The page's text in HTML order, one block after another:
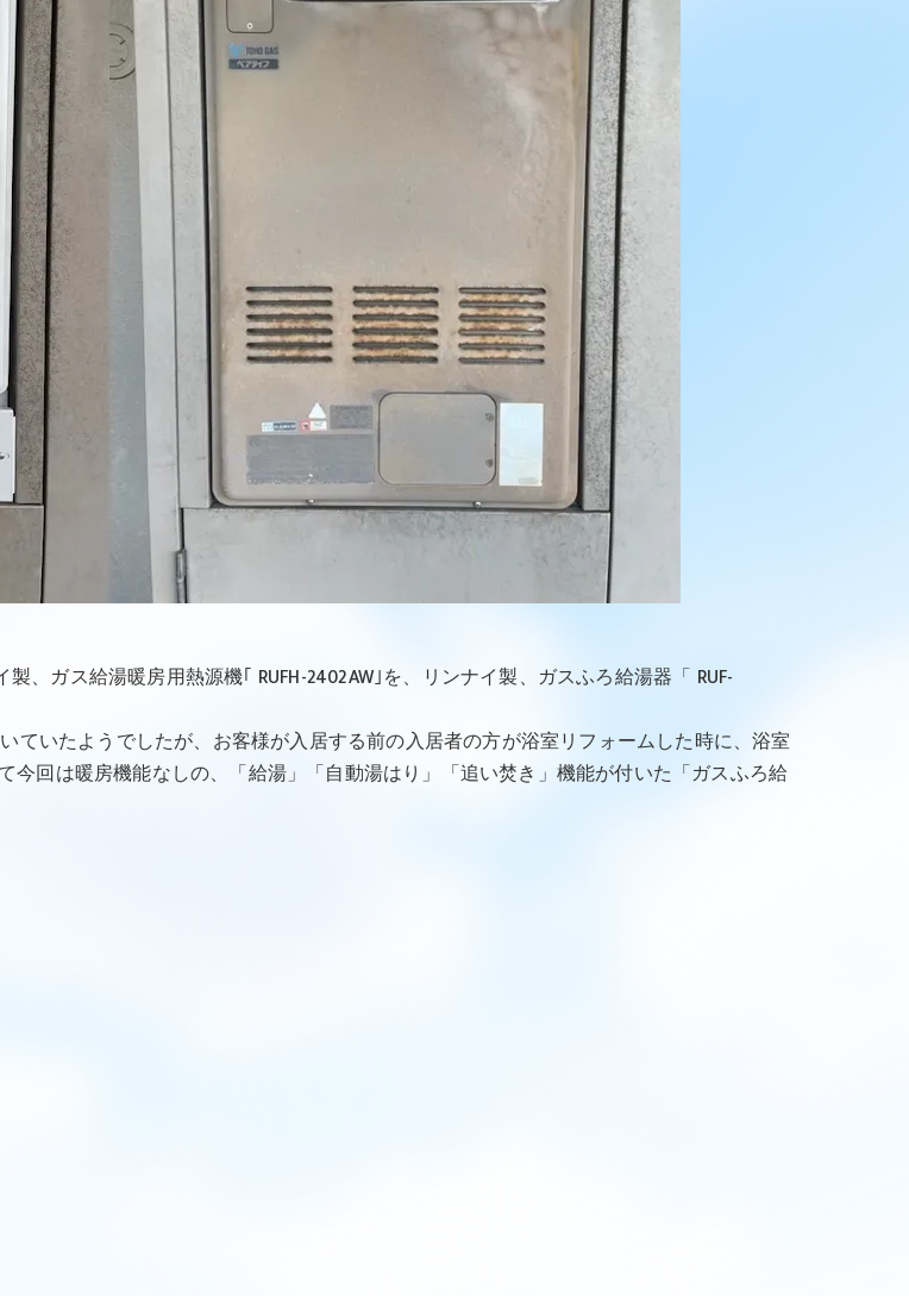
ガス給湯暖房用熱源機｢ RUFH-2402AW｣を、リンナイ製、ガスふろ給湯器「 RUF-
ていたようでしたが、お客様が入居する前の入居者の方が浴室リフォームした時に、浴室
回は暖房機能なしの、「給湯」「自動湯はり」「追い焚き」機能が付いた「ガスふろ給